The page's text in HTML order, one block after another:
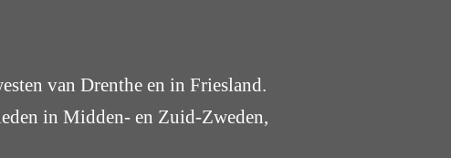
van Drenthe en in Friesland.
in Midden- en Zuid-Zweden,